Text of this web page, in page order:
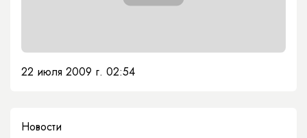
22 июля 2009 г. 02:54
Новости